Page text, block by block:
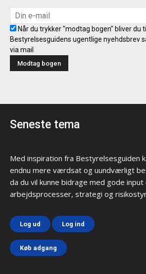
Når du trykker "modtag bogen" bliver du
Bestyrelsesguidens ugentlige nyehdsbrev
via mail
Seneste tema
Med inspiration fra Bestyrelsesguiden
endnu mere værdsat og uundværligt
da du vil kunne bidrage med gode
arbejdsprocesser, strategi og
Log ud Log ind
Køb adgang